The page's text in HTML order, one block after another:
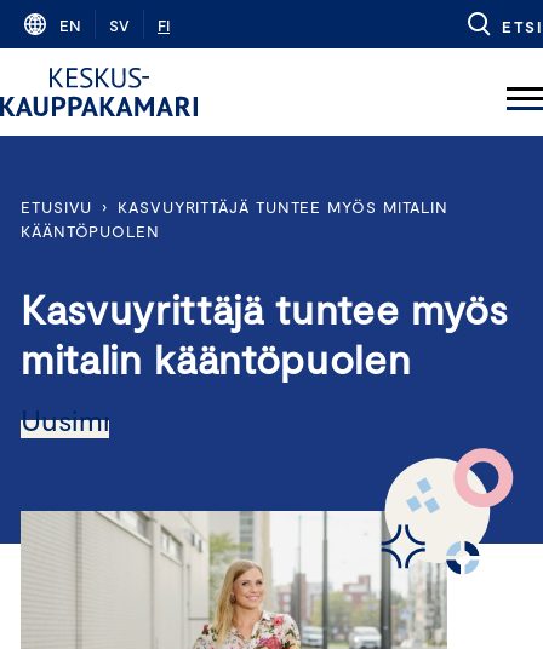
Skip
content
EN SV FI ETSI
ETUSIVU ›
KASVUYRITTÄJÄ TUNTEE MYÖS MITALIN
KÄÄNTÖPUOLEN
Kasvuyrittäjä tuntee myös
mitalin kääntöpuolen
Uusimmat